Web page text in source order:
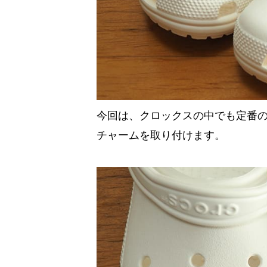
今回は、クロックスの中でも定番
チャームを取り付けます。